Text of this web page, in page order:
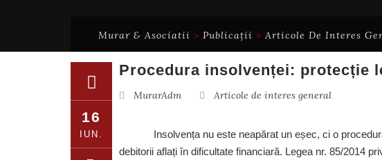
Murar & Asociatii > Publicații > Articole De Interes
16
IUN.
Procedura insolvenței: protecție
MurarAdm Articole de interes general
Insolvența nu este neapărat un eșec, ci o
debitorii aflați în dificultate financiară. Legea nr. 85/2014